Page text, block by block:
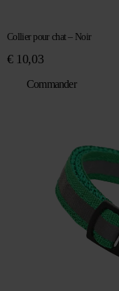
Collier pour chat – Noir
€10,03
Commander